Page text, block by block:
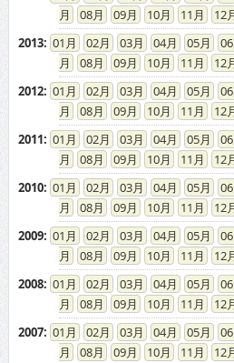
08
09 10 11
12
2013: 01 02 03 04 05 06
08
09 10 11
12
2012: 01 02 03 04 05 06
08
09 10 11
12
2011: 01 02 03 04 05 06
08
09 10 11
12
2010: 01 02 03 04 05 06
08
09 10 11
12
2009: 01 02 03 04 05 06
08
09 10 11
12
2008: 01 02 03 04 05 06
08
09 10 11
12
2007: 01 02 03 04 05 06
08
09 10 11
12